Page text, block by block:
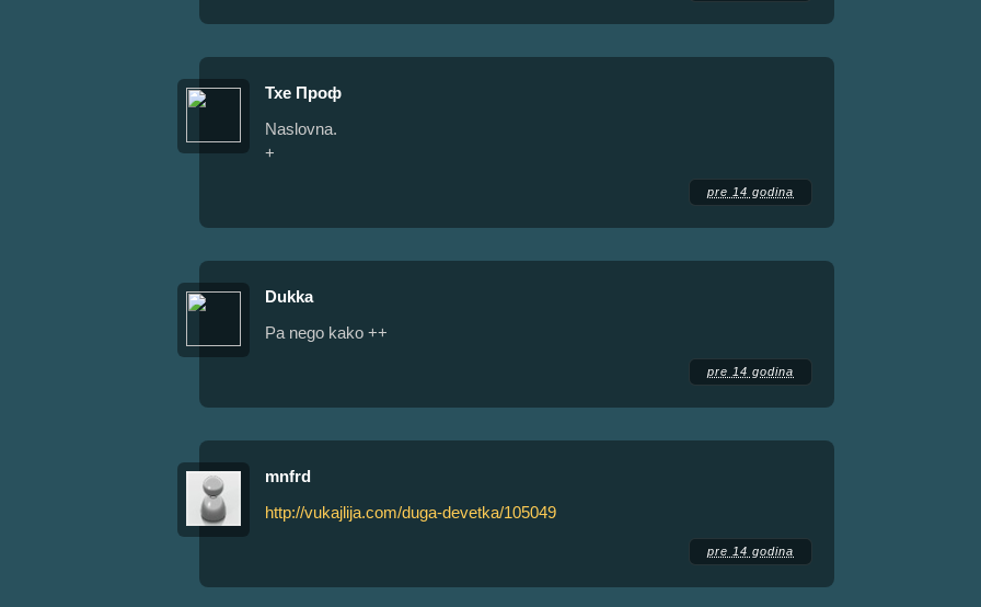
Тхе Проф
Naslovna.
+
pre 14 godina
Dukka
Pa nego kako ++
pre 14 godina
mnfrd
http://vukajlija.com/duga-devetka/105049
pre 14 godina